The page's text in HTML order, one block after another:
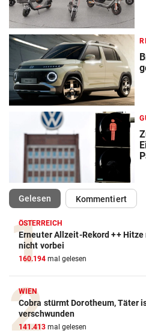
Gelesen(ausgewählt)Kommentiert
ÖSTERREICH
Erneuter Allzeit-Rekord ++ Hitze
nicht vorbei
160.194 mal gelesen
WIEN
Cobra stürmt Dorotheum, Täter
verschwunden
141.413 mal gelesen